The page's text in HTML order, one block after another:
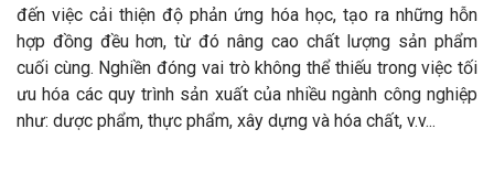
đến việc cải thiện độ phản ứng hóa học, tạo ra những hỗn
hợp đồng đều hơn, từ đó nâng cao chất lượng sản phẩm
cuối cùng. Nghiền đóng vai trò không thể thiếu trong việc tối
ưu hóa các quy trình sản xuất của nhiều ngành công nghiệp
như: dược phẩm, thực phẩm, xây dựng và hóa chất, v.v...